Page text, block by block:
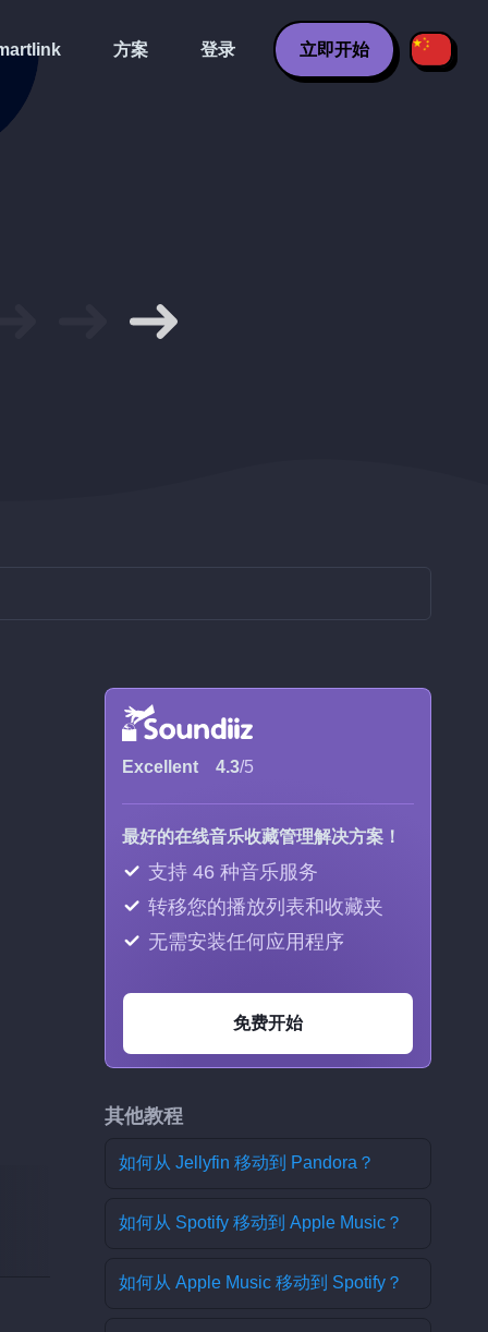
方案 登录 立即开始
Excellent 4.3/5
最好的在线音乐收藏管理解决方案！
支持 46 种音乐服务
转移您的播放列表和收藏夹
无需安装任何应用程序
免费开始
其他教程
如何从 Jellyfin 移动到 Pandora？
如何从 Spotify 移动到 Apple Music？
如何从 Apple Music 移动到 Spotify？